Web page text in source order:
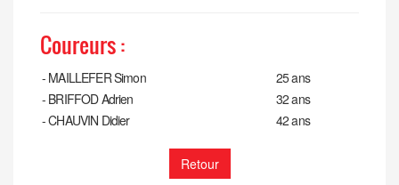
Coureurs :
- MAILLEFER Simon
25 ans
- BRIFFOD Adrien
32 ans
-CHAUVIN Didier 42 ans
Retour